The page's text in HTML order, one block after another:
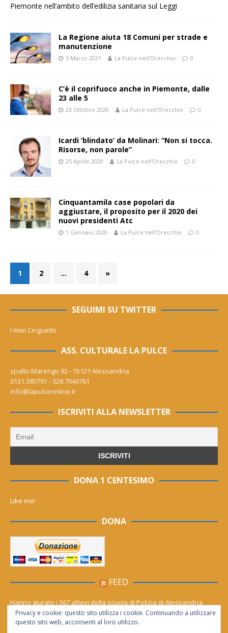
Piemonte nell’ambito dell’edilizia sanitaria sul Leggi
La Regione aiuta 18 Comuni per strade e
manutenzione
5 Marzo 2021 La Pulce nell'Orecchio 0
C’è il coprifuoco anche in Piemonte, dalle
23 alle 5
23 Ottobre 2020 La Pulce nell'Orecchio 0
Icardi ‘blindato’ da Molinari: “Non si tocca.
Risorse, non parole”
25 Aprile 2020 La Pulce nell'Orecchio 0
Cinquantamila case popolari da
aggiustare, il proposito per il 2020 dei
nuovi presidenti Atc
1 Gennaio 2020 La Pulce nell'Orecchio 0
1 2 … 4 »
SEGUIMI SU TWITTER
I miei Cinguettii
ASS. CULTURALE LA PULCE
spalto Marengo 92 - 15121 Alessandria
0131.380791 - 328.7040761
info@lapulceonline.it
ISCRIVITI ALLA NEWSLETTER
DONA 1 CENTESIMO
Like me!
DONA
FEED
Hanno giurato i 367 allievi della scuola di Polizia di Alessandria
Cinema (gratis) sotto le stelle per tutto agosto. Il calendario dei film
Privacy e cookie: questo sito utilizza i cookie. Continuando a utilizzare
questo sito web, acconsenti al loro utilizzo.